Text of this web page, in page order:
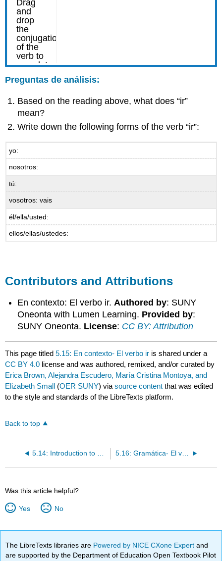
Preguntas de análisis:
Based on the reading above, what does “ir”
mean?
Write down the following forms of the verb “ir”:
yo:
nosotros:
tú:
vosotros: vais
él/ella/usted:
ellos/ellas/ustedes:
Contributors and Attributions
En contexto: El verbo ir.Authored by: SUNY
Oneonta with Lumen Learning. Provided by:
SUNY Oneonta. License: CC BY: Attribution
This page titled5.15: En contexto- El verbo ir is shared under a
CC BY 4.0 license and was authored, remixed, and/or curated by
Erica Brown, Alejandra Escudero, María Cristina Montoya, and
Elizabeth Small (OER SUNY) viasource content that was edited
to the style and standards of the LibreTexts platform.
Back to top
5.14: Introduction to ¿Adónde vas? 5.16: Gramática- El verbo ir
Was this article helpful?
Yes No
The LibreTexts libraries are Powered by NICE CXone Expertand
are supported by the Department of Education Open Textbook Pilot